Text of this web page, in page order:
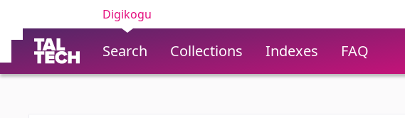
Digikogu
Search Collections Indexes FAQ